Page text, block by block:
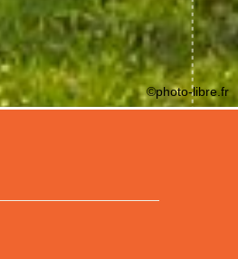
©photo-libre.fr